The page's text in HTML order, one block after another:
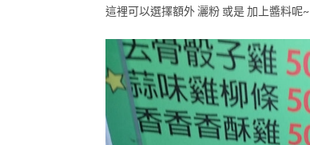
這裡可以選擇額外 灑粉 或是 加上醬料呢~